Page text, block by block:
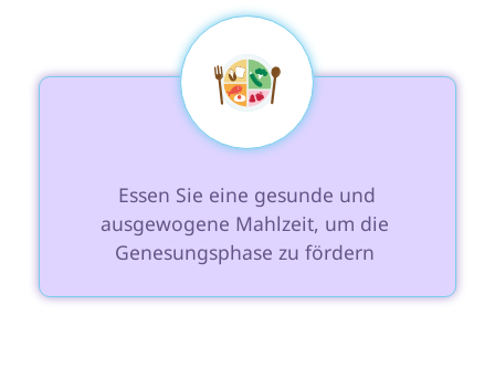
ausgewogene Mahlzeit, um die
Genesungsphase zu fördern